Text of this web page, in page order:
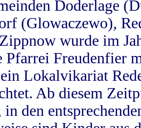
Doderlage
(Glowaczewo),
wurde im
Pfarrei Freudenfier
Lokalvikariat
Ab diesem
in den